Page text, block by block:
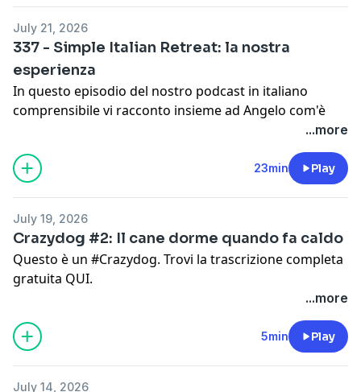
quello di restare. Riflessioni vere, più domande che
risposte.
Buon ascolto!
July 21, 2026
337 - Simple Italian Retreat: la nostra
esperienza
In questo episodio del nostro podcast in italiano
comprensibile vi racconto insieme ad Angelo com'è
Palermo: cibo, cultura, tour ed emozioni condivise con
i partecipanti.
Buon ascolto!
👉 Il nostro programma membership ▶
🎈 Se ti piace il podcast, puoi supportare il nostro
progetto con una donazione ▶ qui.
GRAZIE MILLE!
💌 Iscriviti alla newsletter ▶
https://simonepols.com/newsletter/
🧠 Prenota la tua sessione di coaching con Simone ▶
https://bit.ly/simonepolsbookme15
...more
23min Play
July 19, 2026
Crazydog #2: Il cane dorme quando fa caldo
Questo è un #Crazydog. Trovi la trascrizione completa
gratuita ⁠ QUI⁠.
...more
5min Play
July 14, 2026